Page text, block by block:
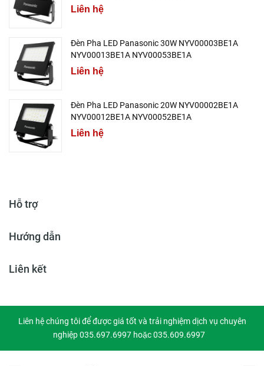
Liên hệ
Đèn Pha LED Panasonic 30W NYV00003BE1A
NYV00013BE1A NYV00053BE1A
Liên hệ
Đèn Pha LED Panasonic 20W NYV00002BE1A
NYV00012BE1A NYV00052BE1A
Liên hệ
Hỗ trợ
Hướng dẫn
Liên kết
Liên hệ chúng tôi để được giá tốt và trải nghiệm dịch vụ chuyên
nghiệp 035.697.6997 hoặc 035.609.6997